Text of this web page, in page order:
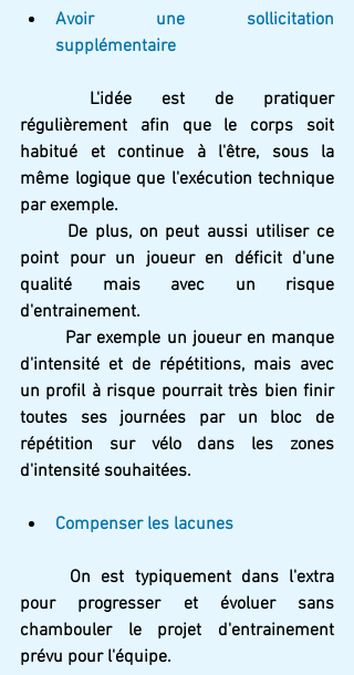
Avoir une sollicitation
supplémentaire
régulièrement afin que le corps soit
habitué et continue à l'être, sous la
même logique que l'exécution technique
par exemple.
point pour un joueur en déficit d'une
qualité mais avec un risque
d'entrainement.
d'intensité et de répétitions, mais avec
un profil à risque pourrait très bien finir
toutes ses journées par un bloc de
répétition sur vélo dans les zones
d'intensité souhaitées.
Compenser les lacunes
pour progresser et évoluer sans
chambouler le projet d'entrainement
prévu pour l'équipe.